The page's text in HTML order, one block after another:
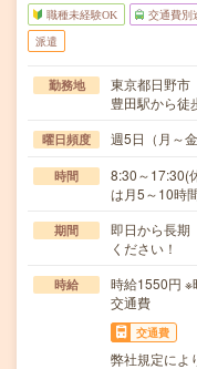
職種未経験OK 交通費別
派遣
勤務地
東京都日野市
豊田駅から徒
曜日頻度 週5日（月～金
時間
8:30～17:30(
は月5～10時
期間
即日から長期
ください！
時給
時給1550円 ※
交通費
交通費
弊社規定によ